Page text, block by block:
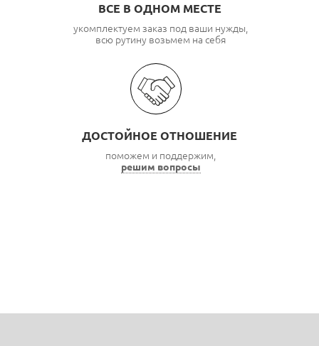
ВСЕ В ОДНОМ МЕСТЕ
укомплектуем заказ под ваши нужды,
всю рутину возьмем на себя
ДОСТОЙНОЕ ОТНОШЕНИЕ
поможем и поддержим,
решим вопросы